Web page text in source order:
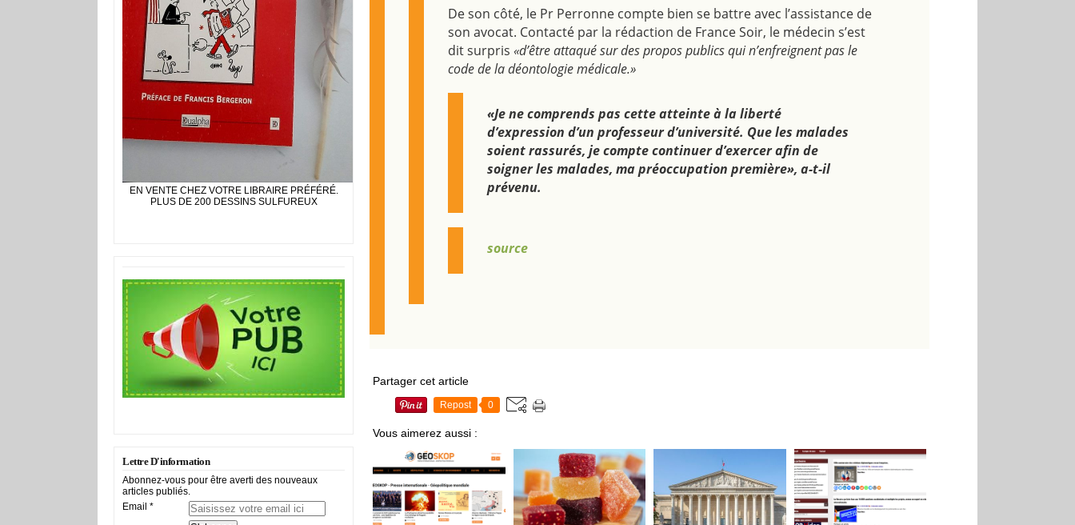
EN VENTE CHEZ VOTRE LIBRAIRE PRÉFÉRÉ.
PLUS DE 200 DESSINS SULFUREUX
Lettre D'information
Abonnez-vous pour être averti des nouveaux
articles publiés.
Email
De son côté, le Pr Perronne compte bien se battre avec l’assistance de
son avocat. Contacté par la rédaction de France Soir, le médecin s’est
dit surpris «d’être attaqué sur des propos publics qui n’enfreignent pas le
code de la déontologie médicale.»
«Je ne comprends pas cette atteinte à la liberté
d’expression d’un professeur d’université. Que les malades
soient rassurés, je compte continuer d’exercer afin de
soigner les malades, ma préoccupation première», a-t-il
prévenu.
source
Partager cet article
Repost 0
Vous aimerez aussi :